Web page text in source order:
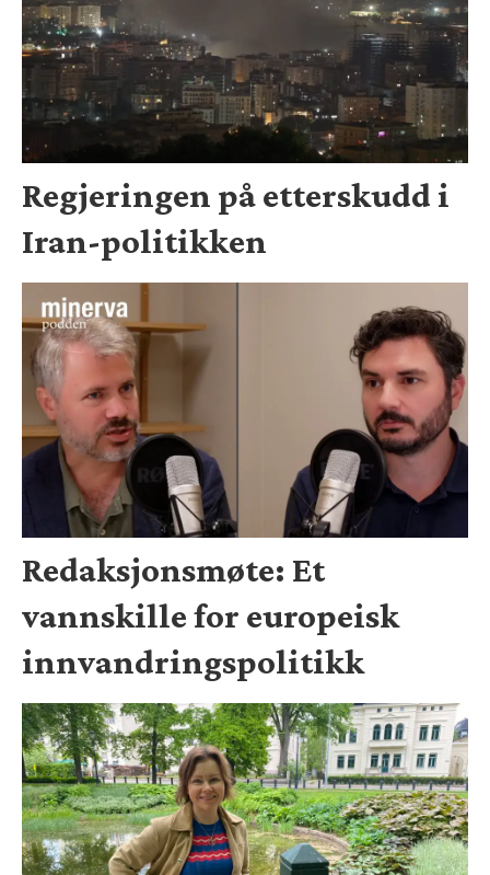
Regjeringen på etterskudd i
Iran-politikken
Redaksjonsmøte: Et
vannskille for europeisk
innvandringspolitikk